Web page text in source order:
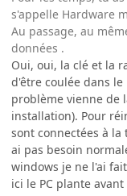
s'appelle Hardware
Au passage, au
données .
Oui, oui, la clé et la
d'être coulée dans
problème vienne de
installation). Pour
sont connectées à la
ai pas besoin
windows je ne l'ai
ici le PC plante